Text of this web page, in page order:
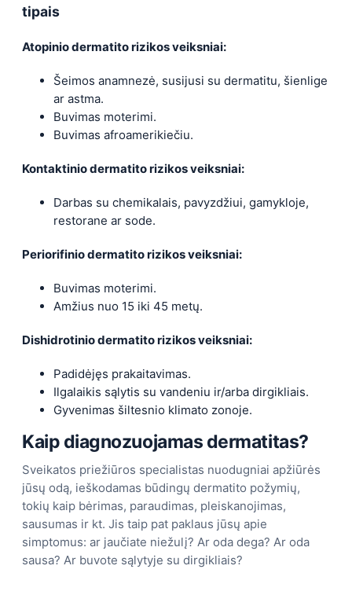
tipais
Atopinio dermatito rizikos veiksniai:
Šeimos anamnezė, susijusi su dermatitu, šienlige
ar astma.
Buvimas moterimi.
Buvimas afroamerikiečiu.
Kontaktinio dermatito rizikos veiksniai:
Darbas su chemikalais, pavyzdžiui, gamykloje,
restorane ar sode.
Periorifinio dermatito rizikos veiksniai:
Buvimas moterimi.
Amžius nuo 15 iki 45 metų.
Dishidrotinio dermatito rizikos veiksniai:
Padidėjęs prakaitavimas.
Ilgalaikis sąlytis su vandeniu ir/arba dirgikliais.
Gyvenimas šiltesnio klimato zonoje.
Kaip diagnozuojamas dermatitas?
Sveikatos priežiūros specialistas nuodugniai apžiūrės
jūsų odą, ieškodamas būdingų dermatito požymių,
tokių kaip bėrimas, paraudimas, pleiskanojimas,
sausumas ir kt. Jis taip pat paklaus jūsų apie
simptomus: ar jaučiate niežulį? Ar oda dega? Ar oda
sausa? Ar buvote sąlytyje su dirgikliais?